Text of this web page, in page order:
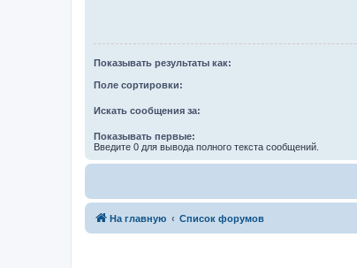
Показывать результаты как:
Поле сортировки:
Искать сообщения за:
Показывать первые:
Введите 0 для вывода полного текста сообщений.
На главную Список форумов